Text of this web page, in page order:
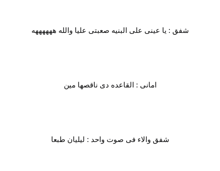
شفق : يا عينى على البنيه صعبتى عليا والله ههههههه
امانى : القاعده دى ناقصها مين
شفق والاء فى صوت واحد : ليليان طبعا